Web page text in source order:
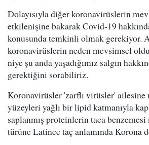
Dolayısıyla diğer koronavirüslerin
etkilenişine bakarak Covid-19
konusunda temkinli olmak gerekiyor.
koronavirüslerin neden mevsimsel
niye şu anda yaşadığımız salgın
gerektiğini sorabiliriz.
Koronavirüsler 'zarflı virüsler' ailesine
yüzeyleri yağlı bir lipid katmanıyla
saplanmış proteinlerin taca
türüne Latince taç anlamında Korona